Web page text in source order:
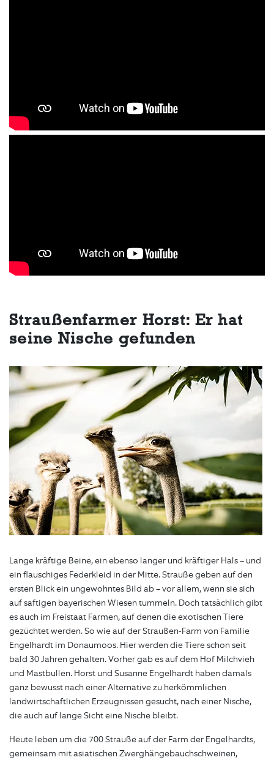
Straußenfarmer Horst: Er hat
seine Nische gefunden
Lange kräftige Beine, ein ebenso langer und kräftiger Hals – und
ein flauschiges Federkleid in der Mitte. Strauße geben auf den
ersten Blick ein ungewohntes Bild ab – vor allem, wenn sie sich
auf saftigen bayerischen Wiesen tummeln. Doch tatsächlich gibt
es auch im Freistaat Farmen, auf denen die exotischen Tiere
gezüchtet werden. So wie auf der Straußen-Farm von Familie
Engelhardt im Donaumoos. Hier werden die Tiere schon seit
bald 30 Jahren gehalten. Vorher gab es auf dem Hof Milchvieh
und Mastbullen. Horst und Susanne Engelhardt haben damals
ganz bewusst nach einer Alternative zu herkömmlichen
landwirtschaftlichen Erzeugnissen gesucht, nach einer Nische,
die auch auf lange Sicht eine Nische bleibt.
Heute leben um die 700 Strauße auf der Farm der Engelhardts,
gemeinsam mit asiatischen Zwerghängebauchschweinen,